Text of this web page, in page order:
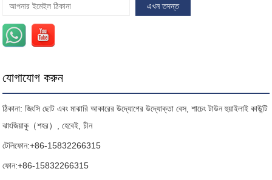
যোগাযোগ করুন
ঠিকানা: জিংসি ছোট এবং মাঝারি আকারের উদ্যোগের উদ্যোক্তা বেস, শাচেং টাউন হুয়াইলাই কাউন্টি
ঝাংজিয়াকু（শহর）, হেবেই, চীন
টেলিফোন:+86-15832266315
ফোন:+86-15832266315